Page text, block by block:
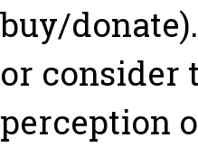
buy/
or consider
perception